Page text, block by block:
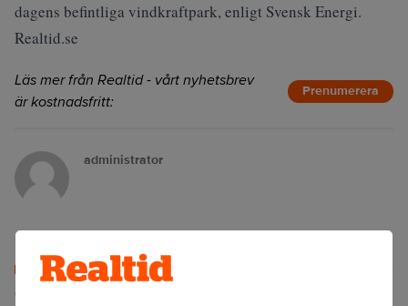
dagens befintliga vindkraftpark, enligt Svensk Energi.
Realtid.se
Läs mer från Realtid - vårt nyhetsbrev
är kostnadsfritt:
Prenumerera
administrator
Senaste lediga jobben